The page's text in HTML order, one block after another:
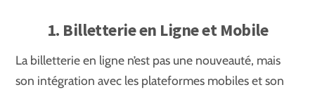
1. Billetterie en Ligne et Mobile
La billetterie en ligne n’est pas une nouveauté, mais
son intégration avec les plateformes mobiles et son